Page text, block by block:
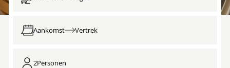
Aankomst Vertrek
2Personen